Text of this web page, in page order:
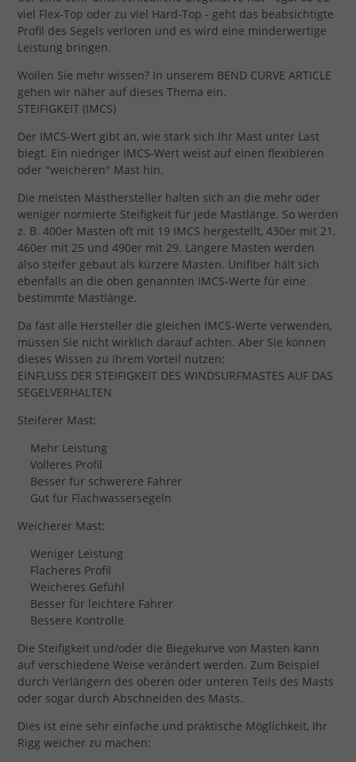
viel Flex-Top oder zu viel Hard-Top - geht das beabsichtigte
Profil des Segels verloren und es wird eine minderwertige
Leistung bringen.
Wollen Sie mehr wissen? In unserem BEND CURVE ARTICLE
gehen wir näher auf dieses Thema ein.
STEIFIGKEIT (IMCS)
Der IMCS-Wert gibt an, wie stark sich Ihr Mast unter Last
biegt. Ein niedriger IMCS-Wert weist auf einen flexibleren
oder "weicheren" Mast hin.
Die meisten Masthersteller halten sich an die mehr oder
weniger normierte Steifigkeit für jede Mastlänge. So werden
z. B. 400er Masten oft mit 19 IMCS hergestellt, 430er mit 21,
460er mit 25 und 490er mit 29. Längere Masten werden
also steifer gebaut als kürzere Masten. Unifiber hält sich
ebenfalls an die oben genannten IMCS-Werte für eine
bestimmte Mastlänge.
Da fast alle Hersteller die gleichen IMCS-Werte verwenden,
müssen Sie nicht wirklich darauf achten. Aber Sie können
dieses Wissen zu Ihrem Vorteil nutzen:
EINFLUSS DER STEIFIGKEIT DES WINDSURFMASTES AUF DAS
SEGELVERHALTEN
Steiferer Mast:
Mehr Leistung
Volleres Profil
Besser für schwerere Fahrer
Gut für Flachwassersegeln
Weicherer Mast:
Weniger Leistung
Flacheres Profil
Weicheres Gefühl
Besser für leichtere Fahrer
Bessere Kontrolle
Die Steifigkeit und/oder die Biegekurve von Masten kann
auf verschiedene Weise verändert werden. Zum Beispiel
durch Verlängern des oberen oder unteren Teils des Masts
oder sogar durch Abschneiden des Masts.
Dies ist eine sehr einfache und praktische Möglichkeit, Ihr
Rigg weicher zu machen: